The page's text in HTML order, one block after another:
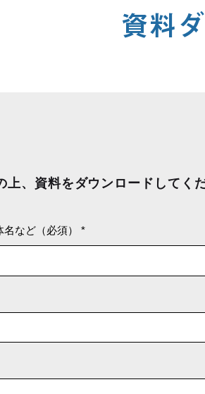
資料
上、資料をダウンロードしてくだ
など（必須）